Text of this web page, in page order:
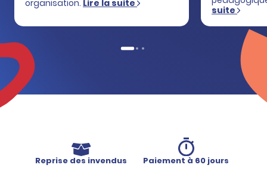
organisation. Lire la suite
suite
Reprise des invendus Paiement à 60 jours